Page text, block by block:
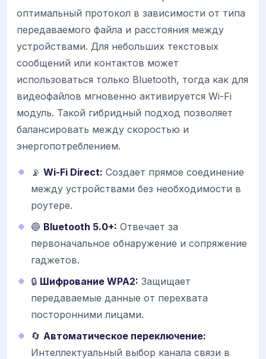
оптимальный протокол в зависимости от типа
передаваемого файла и расстояния между
устройствами. Для небольших текстовых
сообщений или контактов может
использоваться только Bluetooth, тогда как для
видеофайлов мгновенно активируется Wi-Fi
модуль. Такой гибридный подход позволяет
балансировать между скоростью и
энергопотреблением.
📡 Wi-Fi Direct: Создает прямое соединение
между устройствами без необходимости в
роутере.
🔵 Bluetooth 5.0+: Отвечает за
первоначальное обнаружение и сопряжение
гаджетов.
🔒 Шифрование WPA2: Защищает
передаваемые данные от перехвата
посторонними лицами.
🔄 Автоматическое переключение:
Интеллектуальный выбор канала связи в